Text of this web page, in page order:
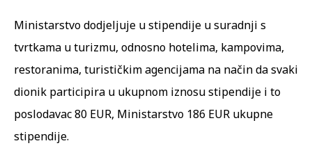
Ministarstvo dodjeljuje u stipendije u suradnji s
tvrtkama u turizmu, odnosno hotelima, kampovima,
restoranima, turističkim agencijama na način da svaki
dionik participira u ukupnom iznosu stipendije i to
poslodavac 80 EUR, Ministarstvo 186 EUR ukupne
stipendije.